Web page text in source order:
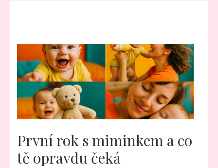
První rok s miminkem a co
tě opravdu čeká